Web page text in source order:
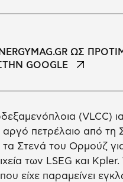
ΩΣ
GOOGLE
(VLCC)
πετρέλαιο από τη
τα Στενά του Ορμούζ
των LSEG και Kpler.
είχε παραμείνει